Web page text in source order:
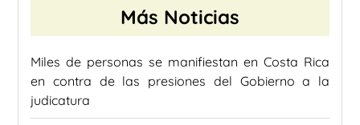
Más Noticias
Miles de personas se manifiestan en Costa Rica
en contra de las presiones del Gobierno a la
judicatura